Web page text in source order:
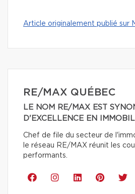
Article originalement publié sur
RE/MAX QUÉBEC
LE NOM RE/MAX EST
D'EXCELLENCE EN
Chef de file du secteur de
le réseau RE/MAX réunit les
performants.